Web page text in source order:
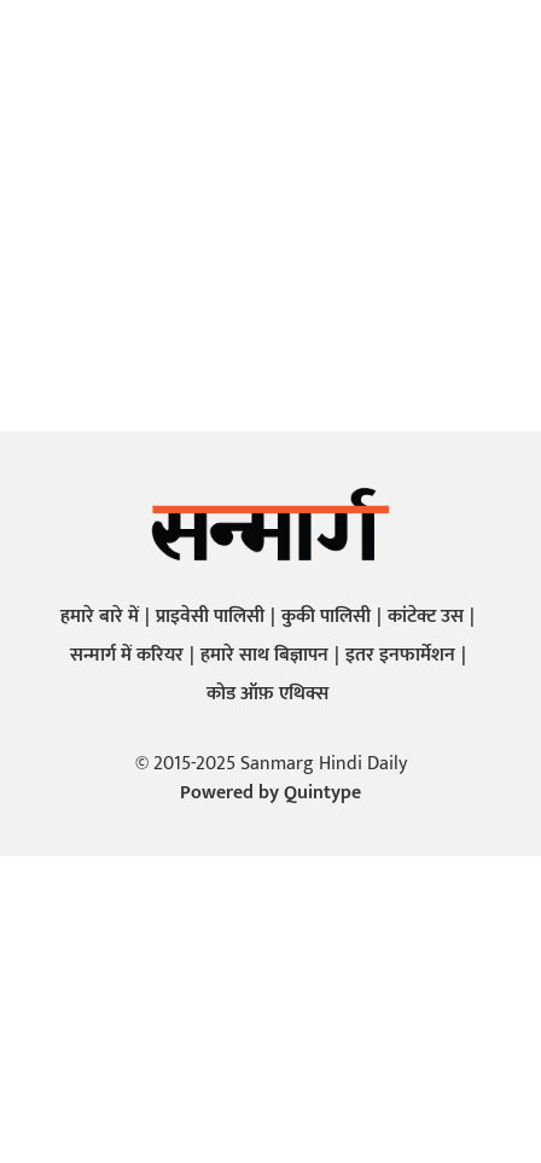
हमारे बारे में प्राइवेसी पालिसी कुकी पालिसी कांटेक्ट उस
सन्मार्ग में करियर हमारे साथ बिज्ञापन इतर इनफार्मेशन
कोड ऑफ़ एथिक्स
© 2015-2025 Sanmarg Hindi Daily
Powered byQuintype